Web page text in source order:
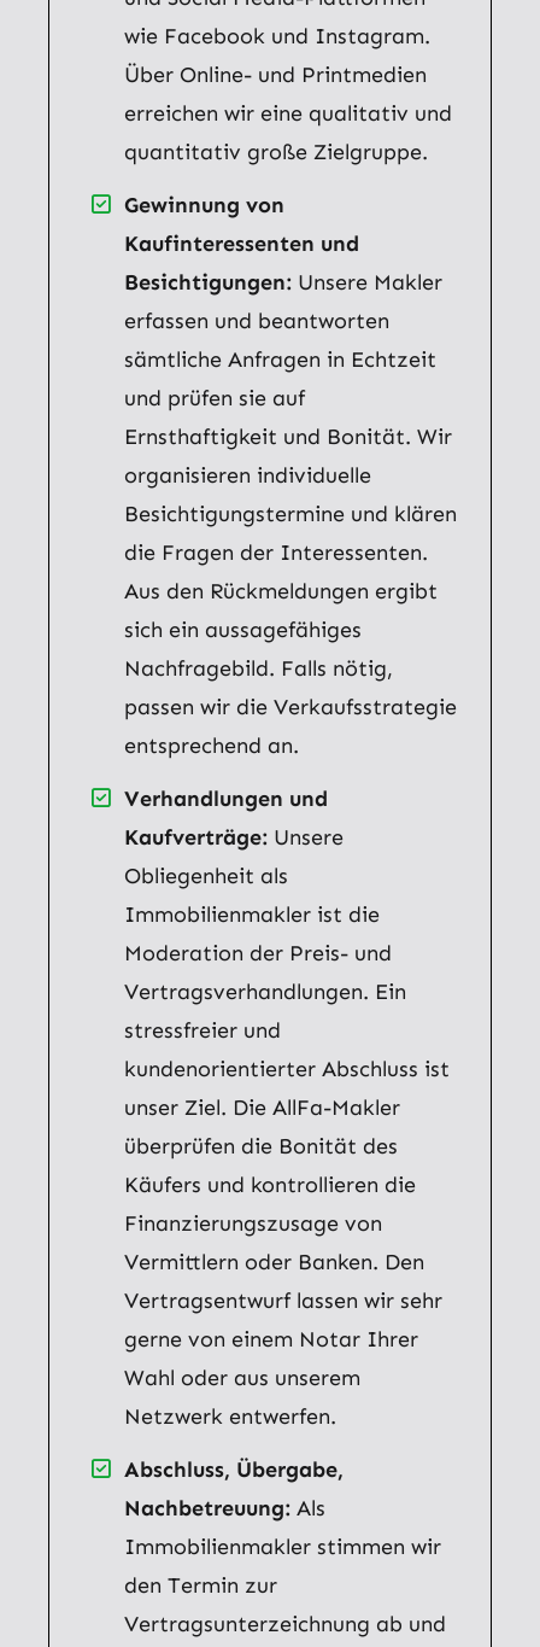
wie Facebook und Instagram.
Über Online- und Printmedien
erreichen wir eine qualitativ und
quantitativ große Zielgruppe.
Gewinnung von
Kaufinteressenten und
Besichtigungen: Unsere Makler
erfassen und beantworten
sämtliche Anfragen in Echtzeit
und prüfen sie auf
Ernsthaftigkeit und Bonität. Wir
organisieren individuelle
Besichtigungstermine und klären
die Fragen der Interessenten.
Aus den Rückmeldungen ergibt
sich ein aussagefähiges
Nachfragebild. Falls nötig,
passen wir die Verkaufsstrategie
entsprechend an.
Verhandlungen und
Kaufverträge: Unsere
Obliegenheit als
Immobilienmakler ist die
Moderation der Preis- und
Vertragsverhandlungen. Ein
stressfreier und
kundenorientierter Abschluss ist
unser Ziel. Die AllFa-Makler
überprüfen die Bonität des
Käufers und kontrollieren die
Finanzierungszusage von
Vermittlern oder Banken. Den
Vertragsentwurf lassen wir sehr
gerne von einem Notar Ihrer
Wahl oder aus unserem
Netzwerk entwerfen.
Abschluss, Übergabe,
Nachbetreuung: Als
Immobilienmakler stimmen wir
den Termin zur
Vertragsunterzeichnung ab und